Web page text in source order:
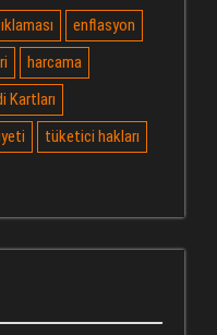
enflasyon
harcama
Kartları
tüketici hakları